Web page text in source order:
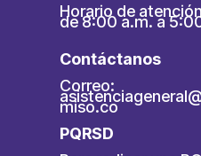
Horario de
de 8:00 a.m. a
Contáctanos
Correo:
miso.co
PQRSD